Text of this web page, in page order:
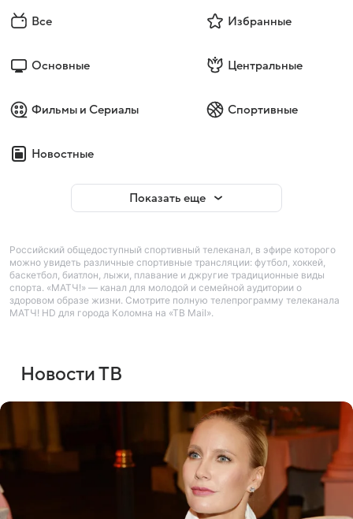
Все Избранные
Основные Центральные
Фильмы и Сериалы Спортивные
Новостные
Показать еще
Российский общедоступный спортивный телеканал, в эфире которого
можно увидеть различные спортивные трансляции: футбол, хоккей,
баскетбол, биатлон, лыжи, плавание и джругие традиционные виды
спорта. «МАТЧ!» — канал для молодой и семейной аудитории о
здоровом образе жизни. Смотрите полную телепрограмму телеканала
МАТЧ! HD для города Коломна на «ТВ Mail».
Новости ТВ